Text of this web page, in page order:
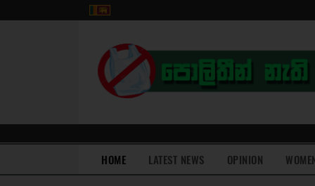
HOME(current)LATEST NEWS OPINION